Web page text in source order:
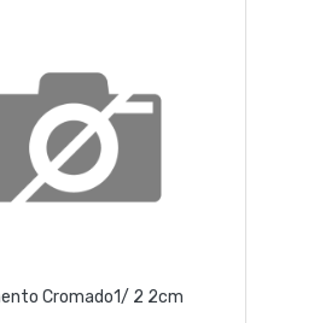
Cromado1/ 2 2cm